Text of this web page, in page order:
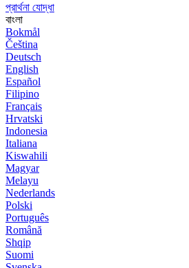
প্রার্থনা যোদ্ধা
বাংলা
Bokmål
Čeština
Deutsch
English
Español
Filipino
Français
Hrvatski
Indonesia
Italiana
Kiswahili
Magyar
Melayu
Nederlands
Polski
Português
Română
Shqip
Suomi